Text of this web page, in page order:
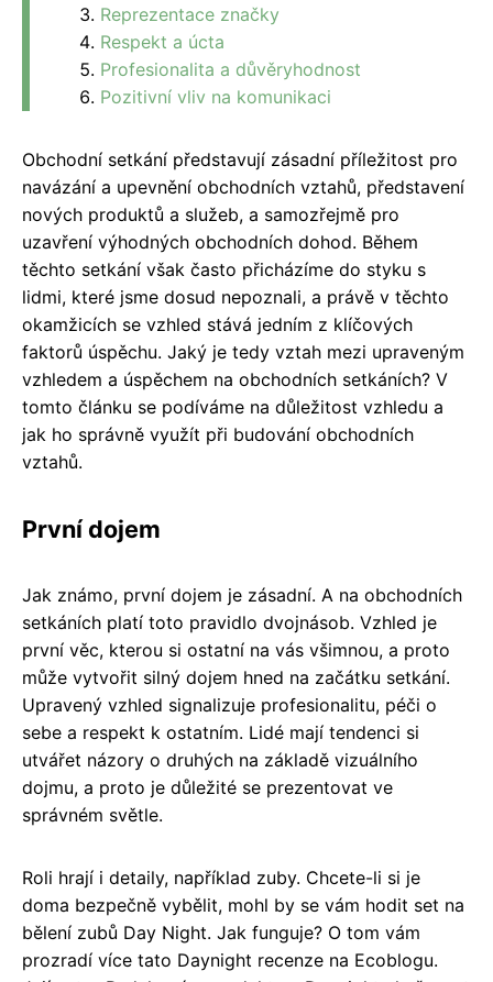
Reprezentace značky
Respekt a úcta
Profesionalita a důvěryhodnost
Pozitivní vliv na komunikaci
Obchodní setkání představují zásadní příležitost pro
navázání a upevnění obchodních vztahů, představení
nových produktů a služeb, a samozřejmě pro
uzavření výhodných obchodních dohod. Během
těchto setkání však často přicházíme do styku s
lidmi, které jsme dosud nepoznali, a právě v těchto
okamžicích se vzhled stává jedním z klíčových
faktorů úspěchu. Jaký je tedy vztah mezi upraveným
vzhledem a úspěchem na obchodních setkáních? V
tomto článku se podíváme na důležitost vzhledu a
jak ho správně využít při budování obchodních
vztahů.
První dojem
Jak známo, první dojem je zásadní. A na obchodních
setkáních platí toto pravidlo dvojnásob. Vzhled je
první věc, kterou si ostatní na vás všimnou, a proto
může vytvořit silný dojem hned na začátku setkání.
Upravený vzhled signalizuje profesionalitu, péči o
sebe a respekt k ostatním. Lidé mají tendenci si
utvářet názory o druhých na základě vizuálního
dojmu, a proto je důležité se prezentovat ve
správném světle.
Roli hrají i detaily, například zuby. Chcete-li si je
doma bezpečně vybělit, mohl by se vám hodit set na
bělení zubů Day Night. Jak funguje? O tom vám
prozradí více tato Daynight recenze na Ecoblogu.